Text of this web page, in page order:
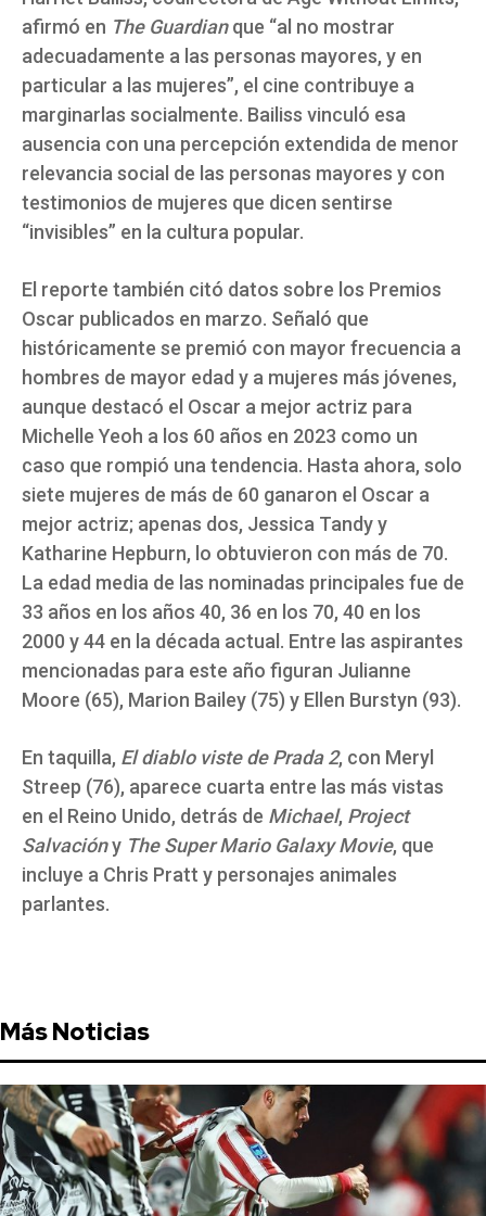
afirmó en The Guardianque “al no mostrar
adecuadamente a las personas mayores, y en
particular a las mujeres”, el cine contribuye a
marginarlas socialmente. Bailiss vinculó esa
ausencia con una percepción extendida de menor
relevancia social de las personas mayores y con
testimonios de mujeres que dicen sentirse
“invisibles” en la cultura popular.
El reporte también citó datos sobre los Premios
Oscar publicados en marzo. Señaló que
históricamente se premió con mayor frecuencia a
hombres de mayor edad y a mujeres más jóvenes,
aunque destacó el Oscar a mejor actriz para
Michelle Yeoh a los 60 años en 2023 como un
caso que rompió una tendencia. Hasta ahora, solo
siete mujeres de más de 60 ganaron el Oscar a
mejor actriz; apenas dos, Jessica Tandy y
Katharine Hepburn, lo obtuvieron con más de 70.
La edad media de las nominadas principales fue de
33 años en los años 40, 36 en los 70, 40 en los
2000 y 44 en la década actual. Entre las aspirantes
mencionadas para este año figuran Julianne
Moore (65), Marion Bailey (75) y Ellen Burstyn (93).
En taquilla, El diablo viste de Prada 2, con Meryl
Streep (76), aparece cuarta entre las más vistas
en el Reino Unido, detrás de Michael, Project
Salvacióny The Super Mario Galaxy Movie, que
incluye a Chris Pratt y personajes animales
parlantes.
Más Noticias